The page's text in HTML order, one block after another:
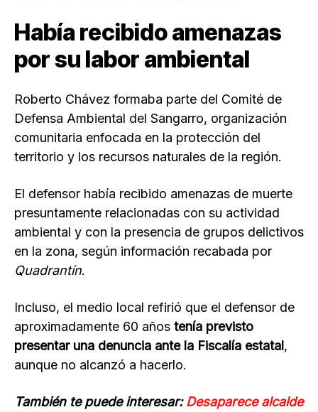
Había recibido amenazas
por su labor ambiental
Roberto Chávez formaba parte del Comité de
Defensa Ambiental del Sangarro, organización
comunitaria enfocada en la protección del
territorio y los recursos naturales de la región.
El defensor había recibido amenazas de muerte
presuntamente relacionadas con su actividad
ambiental y con la presencia de grupos delictivos
en la zona, según información recabada por
Quadrantín.
Incluso, el medio local refirió que el defensor de
aproximadamente 60 años tenía previsto
presentar una denuncia ante la Fiscalía estatal,
aunque no alcanzó a hacerlo.
También te puede interesar:Desaparece alcalde